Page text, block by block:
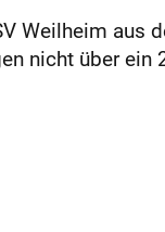
Weilheim aus
nicht über ein